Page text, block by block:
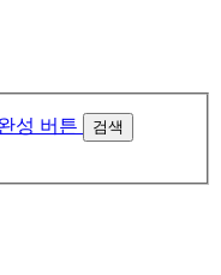
검색